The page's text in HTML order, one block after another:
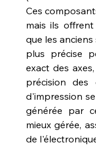
Ces
mais ils offrent
que les
plus précise
exact des
précision des
d'impression
générée par
mieux gérée,
de